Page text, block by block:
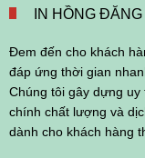
IN HỒNG
Đem đến cho khách
đáp ứng thời gian
Chúng tôi gây dựng
chính chất lượng và
dành cho khách hàng